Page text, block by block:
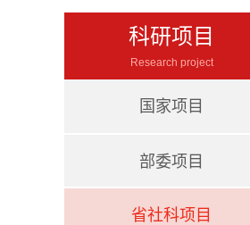
科研项目
Research project
国家项目
部委项目
省社科项目